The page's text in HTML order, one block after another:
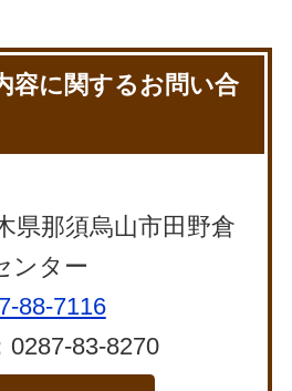
容に関するお問い合
県那須烏山市田野倉
ンター
88-7116
83-8270